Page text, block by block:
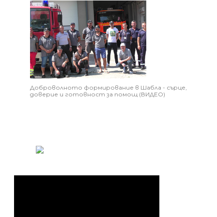
Доброволното формирование в Шабла - сърце,
доверие и готовност за помощ (ВИДЕО)